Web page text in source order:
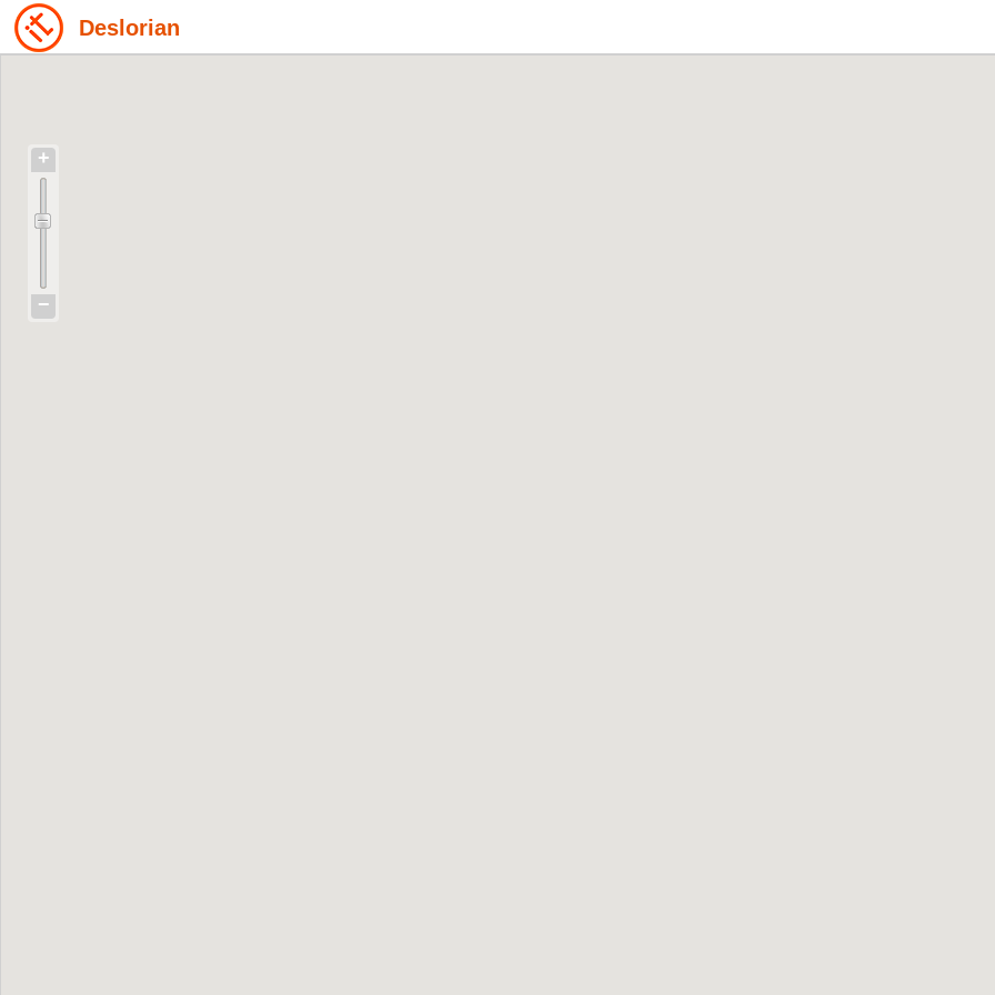
Deslorian
+
−